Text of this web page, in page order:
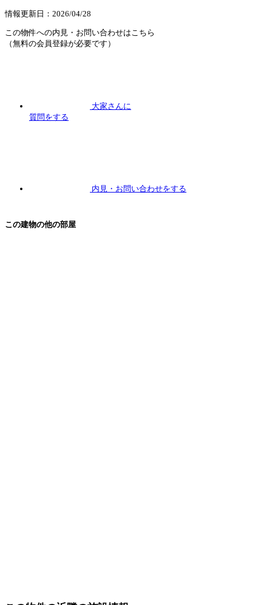
情報更新日：2026/04/28
この物件への内見・お問い合わせはこちら
（無料の会員登録が必要です）
大家さんに
質問をする
内見 ・お問い合わせをする
この建物の他の部屋